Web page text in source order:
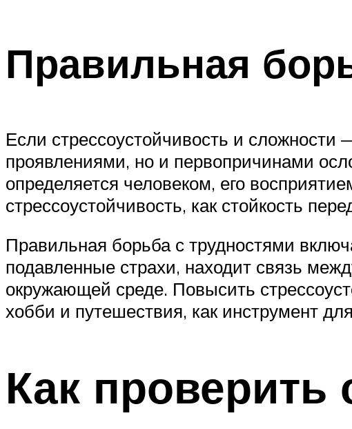
Правильная
Если стрессоустойчивость и
проявлениями, но и первопричинами
определяется человеком, его
стрессоустойчивость, как стойкость
Правильная борьба с трудностями
подавленные страхи, находит связь
окружающей среде. Повысить
хобби и путешествия, как инструмент
Как проверить